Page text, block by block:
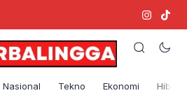
Nasional Tekno Ekonomi